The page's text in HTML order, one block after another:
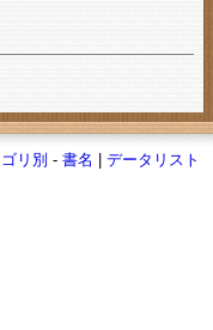
リ別 -書名 |データリスト